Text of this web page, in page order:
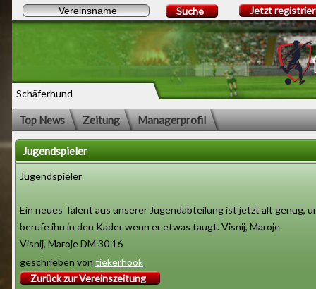
Schäferhund
Suche Jetzt
Top News Zeitung Managerprofil
Jugendspieler
Jugendspieler
Ein neues Talent aus unserer Jugendabteilung ist jetzt alt genug,
berufe ihn in den Kader wenn er etwas taugt. Visnij, Maroje
Visnij, Maroje DM 30 16
geschrieben von tiekerhook
Zurück zur Vereinszeitung